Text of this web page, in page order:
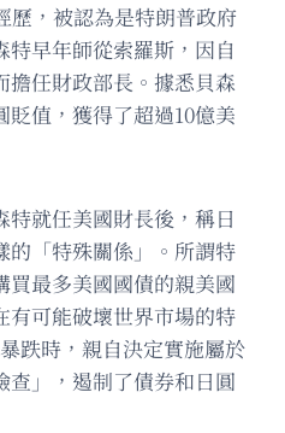
歷，被認為是特朗普政府
早年師從索羅斯，因自
擔任財政部長。據悉貝森
值，獲得了超過10億美
特就任美國財長後，稱日
的「特殊關係」。所謂特
最多美國國債的親美國
有可能破壞世界市場的特
跌時，親自決定實施屬於
查」，遏制了債券和日圓